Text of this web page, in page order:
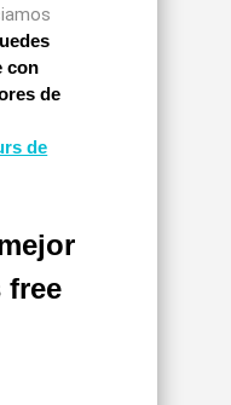
con
de
de
free